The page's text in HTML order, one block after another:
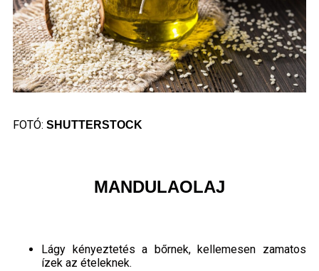
FOTÓ: SHUTTERSTOCK
MANDULAOLAJ
Lágy kényeztetés a bőrnek, kellemesen zamatos
ízek az ételeknek.